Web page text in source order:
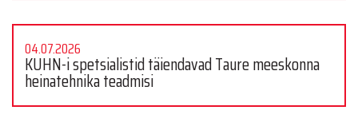
04.07.2026
KUHN-i spetsialistid täiendavad Taure meeskonna
heinatehnika teadmisi